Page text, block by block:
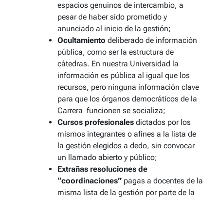
espacios genuinos de intercambio, a
pesar de haber sido prometido y
anunciado al inicio de la gestión;
Ocultamiento deliberado de información
pública, como ser la estructura de
cátedras. En nuestra Universidad la
información es pública al igual que los
recursos, pero ninguna información clave
para que los órganos democráticos de la
Carrera funcionen se socializa;
Cursos profesionales dictados por los
mismos integrantes o afines a la lista de
la gestión elegidos a dedo, sin convocar
un llamado abierto y público;
Extrañas resoluciones de
“coordinaciones” pagas a docentes de la
misma lista de la gestión por parte de la